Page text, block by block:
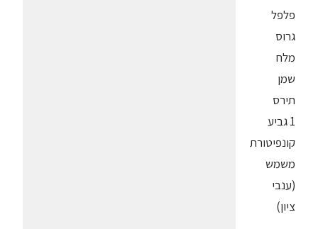
פלפל
גרוס
מלח
שמן
תירס
1 גביע
קונפיטורת
משמש
(ענבי
ציון)